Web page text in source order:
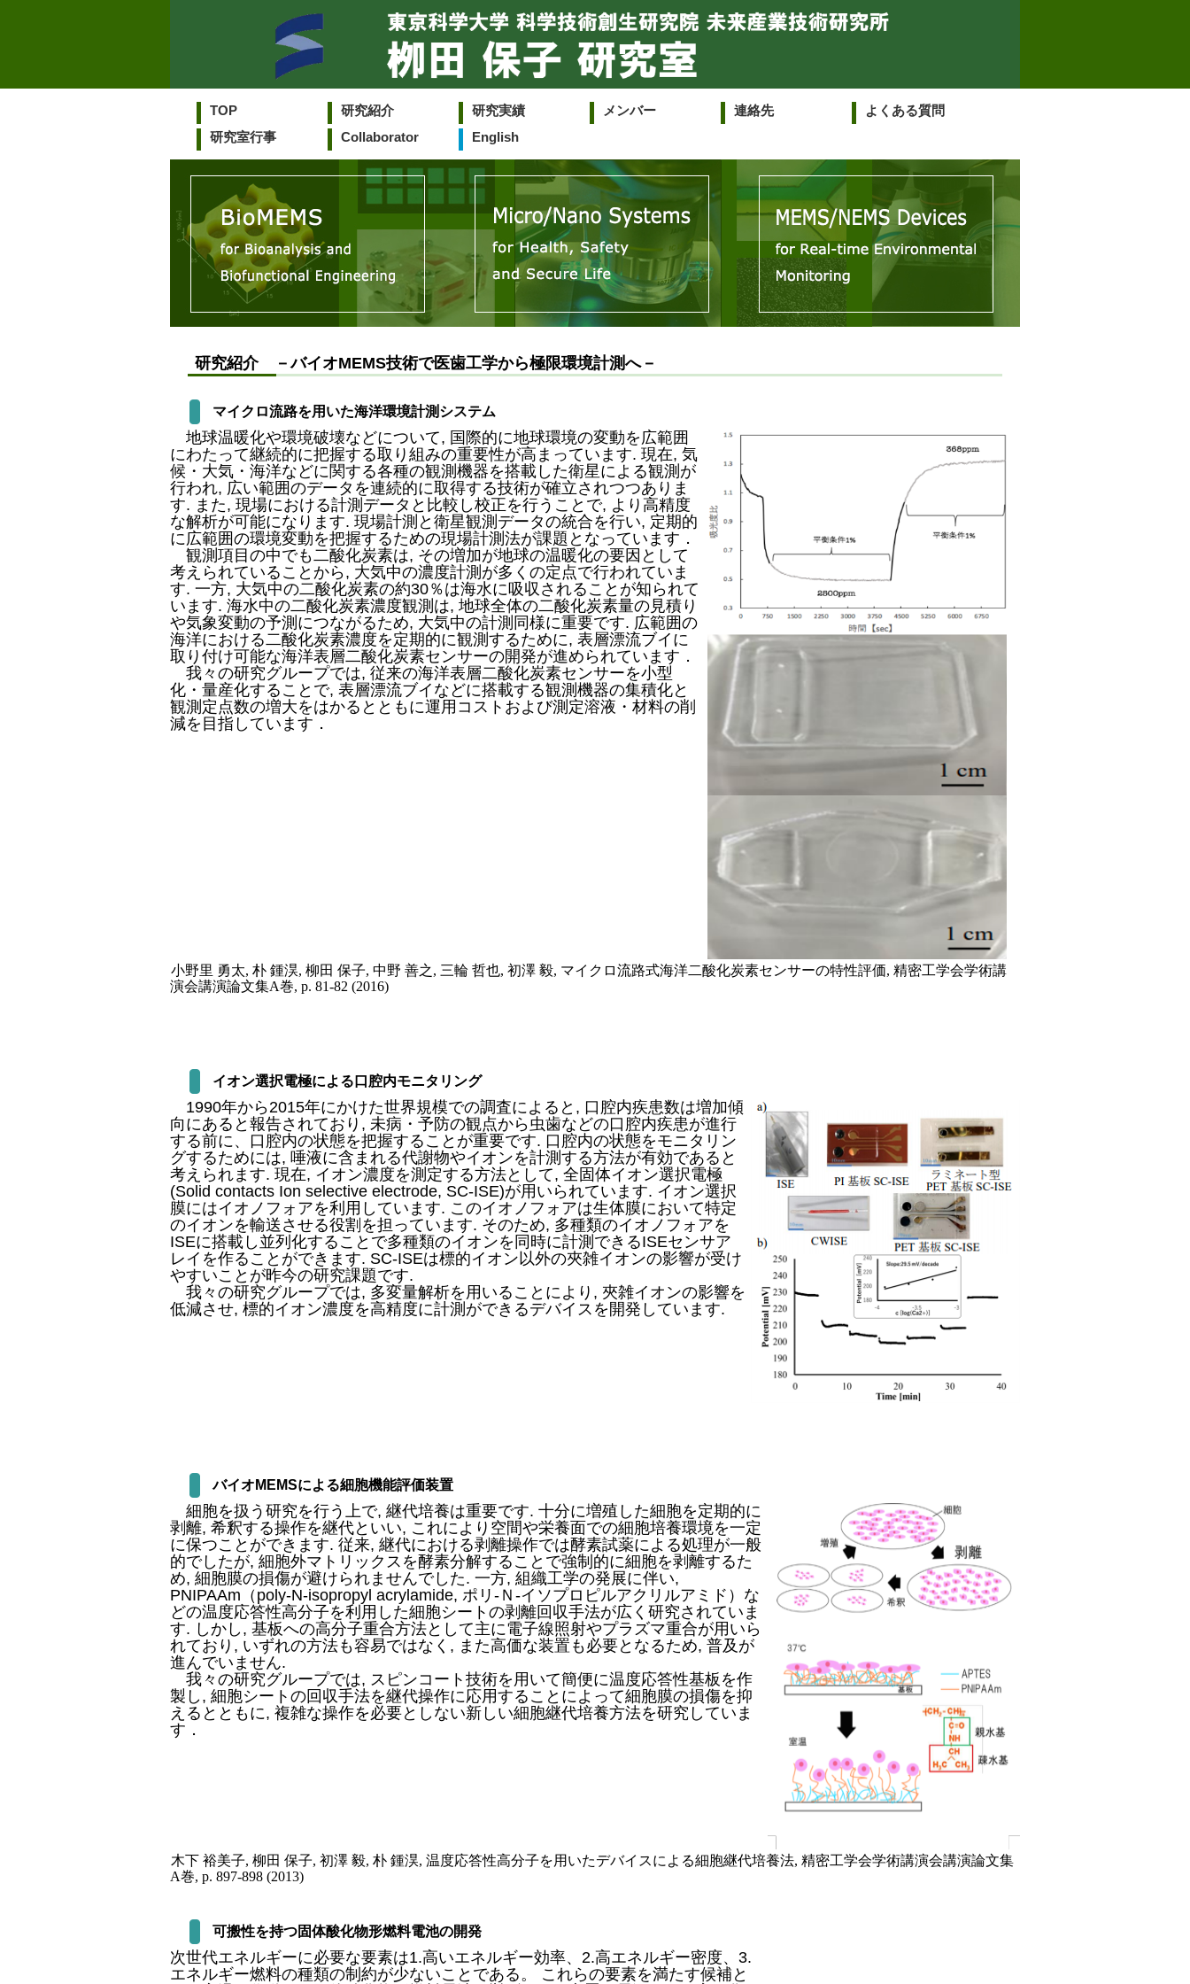
TOP 研究紹介 研究実績 メンバー 連絡先
よくある質問
研究室行事
Collaborator English
研究紹介 －バイオMEMS技術で医歯工学から極限環境計測へ－
マイクロ流路を用いた海洋環境計測システム
地球温暖化や環境破壊などについて, 国際的に地球環境の変動を広範囲
にわたって継続的に把握する取り組みの重要性が高まっています. 現在, 気
候・大気・海洋などに関する各種の観測機器を搭載した衛星による観測が
行われ, 広い範囲のデータを連続的に取得する技術が確立されつつありま
す. また, 現場における計測データと比較し校正を行うことで, より高精度
な解析が可能になります. 現場計測と衛星観測データの統合を行い, 定期的
に広範囲の環境変動を把握するための現場計測法が課題となっています．
観測項目の中でも二酸化炭素は, その増加が地球の温暖化の要因として
考えられていることから, 大気中の濃度計測が多くの定点で行われていま
す. 一方, 大気中の二酸化炭素の約30％は海水に吸収されることが知られて
います. 海水中の二酸化炭素濃度観測は, 地球全体の二酸化炭素量の見積り
や気象変動の予測につながるため, 大気中の計測同様に重要です. 広範囲の
海洋における二酸化炭素濃度を定期的に観測するために, 表層漂流ブイに
取り付け可能な海洋表層二酸化炭素センサーの開発が進められています．
我々の研究グループでは, 従来の海洋表層二酸化炭素センサーを小型
化・量産化することで, 表層漂流ブイなどに搭載する観測機器の集積化と
観測定点数の増大をはかるとともに運用コストおよび測定溶液・材料の削
減を目指しています．
小野里 勇太, 朴 鍾淏, 柳田 保子, 中野 善之, 三輪 哲也, 初澤 毅, マイクロ流路式海洋二酸化炭素センサーの特性評価, 精密工学会学術講
演会講演論文集A巻, p. 81-82 (2016)
イオン選択電極による口腔内モニタリング
1990年から2015年にかけた世界規模での調査によると, 口腔内疾患数は増加傾
向にあると報告されており, 未病・予防の観点から虫歯などの口腔内疾患が進行
する前に、口腔内の状態を把握することが重要です. 口腔内の状態をモニタリン
グするためには, 唾液に含まれる代謝物やイオンを計測する方法が有効であると
考えられます. 現在, イオン濃度を測定する方法として, 全固体イオン選択電極
(Solid contacts Ion selective electrode, SC-ISE)が用いられています. イオン選択
膜にはイオノフォアを利用しています. このイオノフォアは生体膜において特定
のイオンを輸送させる役割を担っています. そのため, 多種類のイオノフォアを
ISEに搭載し並列化することで多種類のイオンを同時に計測できるISEセンサア
レイを作ることができます. SC-ISEは標的イオン以外の夾雑イオンの影響が受け
やすいことが昨今の研究課題です.
我々の研究グループでは, 多変量解析を用いることにより, 夾雑イオンの影響を
低減させ, 標的イオン濃度を高精度に計測ができるデバイスを開発しています.
バイオMEMSによる細胞機能評価装置
細胞を扱う研究を行う上で, 継代培養は重要です. 十分に増殖した細胞を定期的に
剥離, 希釈する操作を継代といい, これにより空間や栄養面での細胞培養環境を一定
に保つことができます. 従来, 継代における剥離操作では酵素試薬による処理が一般
的でしたが, 細胞外マトリックスを酵素分解することで強制的に細胞を剥離するた
め, 細胞膜の損傷が避けられませんでした. 一方, 組織工学の発展に伴い,
PNIPAAm（poly-N-isopropyl acrylamide, ポリ-Ｎ-イソプロピルアクリルアミド）な
どの温度応答性高分子を利用した細胞シートの剥離回収手法が広く研究されていま
す. しかし, 基板への高分子重合方法として主に電子線照射やプラズマ重合が用いら
れており, いずれの方法も容易ではなく, また高価な装置も必要となるため, 普及が
進んでいません.
我々の研究グループでは, スピンコート技術を用いて簡便に温度応答性基板を作
製し, 細胞シートの回収手法を継代操作に応用することによって細胞膜の損傷を抑
えるとともに, 複雑な操作を必要としない新しい細胞継代培養方法を研究していま
す．
木下 裕美子, 柳田 保子, 初澤 毅, 朴 鍾淏, 温度応答性高分子を用いたデバイスによる細胞継代培養法, 精密工学会学術講演会講演論文集
A巻, p. 897-898 (2013)
可搬性を持つ固体酸化物形燃料電池の開発
次世代エネルギーに必要な要素は1.高いエネルギー効率、2.高エネルギー密度、3.
エネルギー燃料の種類の制約が少ないことである。 これらの要素を満たす候補と